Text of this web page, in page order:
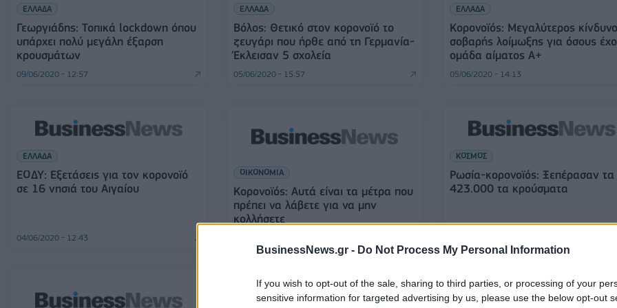
BusinessNews.gr - Do Not Process My Personal Information
If you wish to opt-out of the sale, sharing to third parties, or processing of your
sensitive information for targeted advertising by us, please use the below opt-out
ΕΛΛΑΔΑ
Γεωργιάδης: Τοπικά lockdown όπου
υπάρχει πολύ μεγάλη έξαρση
κρουσμάτων
09/06/2020 - 12:57
ΕΛΛΑΔΑ
Βόλος: Θετικό στον κορονοϊό το
ζευγάρι που ήρθε από τη Γερμανία-
Έκλεισαν 5 σχολεία
05/06/2020 - 15:57
ΕΛΛΑΔΑ
Κορονοϊός: Μεγαλύτερος
σοβαρής λοίμωξης για όσους
ομάδα αίματος Α+
05/06/2020 - 14:13
ΕΛΛΑΔΑ
ΕΟΔΥ: Εξετάσεις για τον κορονοϊό
σε 16 νησιά του Αιγαίου
04/06/2020 - 12:43
ΟΙΚΟΝΟΜΙΑ
Κορονοϊός: Αυτά είναι τα μέτρα που
πρέπει να λάβετε για να μην
κολλήσετε
ΚΟΣΜΟΣ
Ρωσία-κορονοϊός: Ξεπέρασαν τα
423.000 τα κρούσματα